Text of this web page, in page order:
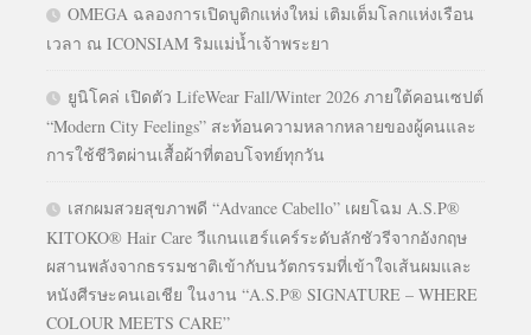
OMEGA ฉลองการเปิดบูติกแห่งใหม่ เติมเต็มโลกแห่งเรือน
เวลา ณ ICONSIAM ริมแม่น้ำเจ้าพระยา
ยูนิโคล่ เปิดตัว LifeWear Fall/Winter 2026 ภายใต้คอนเซปต์
“Modern City Feelings” สะท้อนความหลากหลายของผู้คนและ
การใช้ชีวิตผ่านเสื้อผ้าที่ตอบโจทย์ทุกวัน
เสกผมสวยสุขภาพดี “Advance Cabello” เผยโฉม A.S.P®
KITOKO® Hair Care วีแกนแฮร์แคร์ระดับลักชัวรีจากอังกฤษ
ผสานพลังจากธรรมชาติเข้ากับนวัตกรรมที่เข้าใจเส้นผมและ
หนังศีรษะคนเอเชีย ในงาน “A.S.P® SIGNATURE – WHERE
COLOUR MEETS CARE”